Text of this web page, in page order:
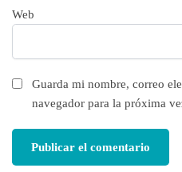
Web
Guarda mi nombre, correo
navegador para la próxima